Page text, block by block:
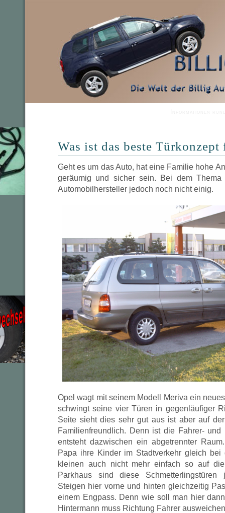
Was ist das beste
Geht es um das Auto, hat eine Familie hohe
geräumig und sicher sein. Bei dem
Automobilhersteller jedoch noch nicht einig.
Opel wagt mit seinem Modell Meriva ein
schwingt seine vier Türen in gegenläufiger
Seite sieht dies sehr gut aus ist aber auf
Familienfreundlich. Denn ist die Fahrer- und
entsteht dazwischen ein abgetrennter
Papa ihre Kinder im Stadtverkehr gleich
kleinen auch nicht mehr einfach so auf
Parkhaus sind diese Schmetterlingstüren
Steigen hier vorne und hinten gleichzeitig
einem Engpass. Denn wie soll man hier
Hintermann muss Richtung Fahrer